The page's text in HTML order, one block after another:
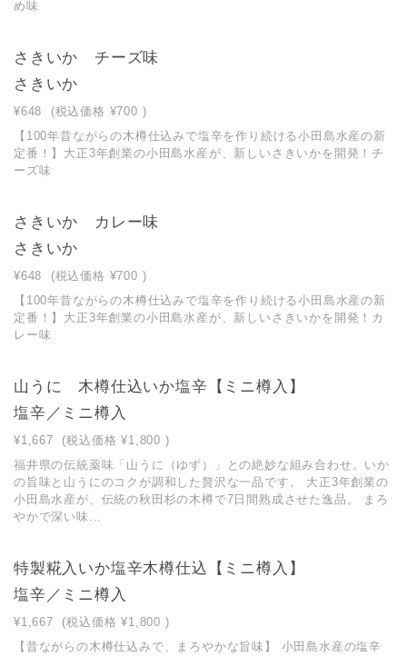
め味
さきいか チーズ味
さきいか
¥648 (税込価格 ¥700 )
【100年昔ながらの木樽仕込みで塩辛を作り続ける小田島水産の新
定番！】大正3年創業の小田島水産が、新しいさきいかを開発！チ
ーズ味
さきいか カレー味
さきいか
¥648 (税込価格 ¥700 )
【100年昔ながらの木樽仕込みで塩辛を作り続ける小田島水産の新
定番！】大正3年創業の小田島水産が、新しいさきいかを開発！カ
レー味
山うに 木樽仕込いか塩辛【ミニ樽入】
塩辛／ミニ樽入
¥1,667 (税込価格 ¥1,800 )
福井県の伝統薬味「山うに（ゆず）」との絶妙な組み合わせ。いか
の旨味と山うにのコクが調和した贅沢な一品です。 大正3年創業の
小田島水産が、伝統の秋田杉の木樽で7日間熟成させた逸品。 まろ
やかで深い味...
特製糀入いか塩辛木樽仕込【ミニ樽入】
塩辛／ミニ樽入
¥1,667 (税込価格 ¥1,800 )
【昔ながらの木樽仕込みで、まろやかな旨味】 小田島水産の塩辛